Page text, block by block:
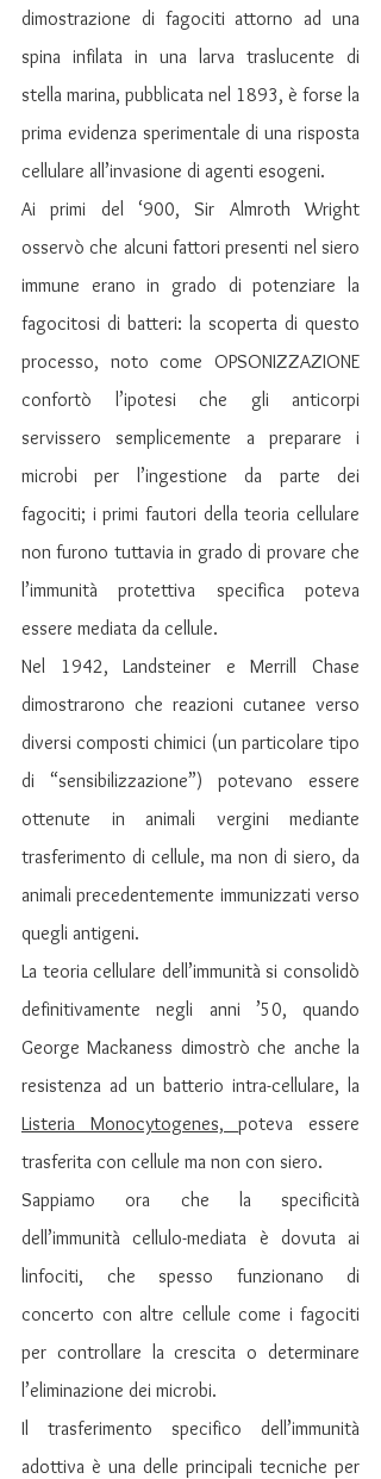
dimostrazione di fagociti attorno ad una
spina infilata in una larva traslucente di
stella marina, pubblicata nel 1893, è forse la
prima evidenza sperimentale di una risposta
cellulare all’invasione di agenti esogeni.
Ai primi del ‘900, Sir Almroth Wright
osservò che alcuni fattori presenti nel siero
immune erano in grado di potenziare la
fagocitosi di batteri: la scoperta di questo
processo, noto come OPSONIZZAZIONE
confortò l’ipotesi che gli anticorpi
servissero semplicemente a preparare i
microbi per l’ingestione da parte dei
fagociti; i primi fautori della teoria cellulare
non furono tuttavia in grado di provare che
l’immunità protettiva specifica poteva
essere mediata da cellule.
Nel 1942, Landsteiner e Merrill Chase
dimostrarono che reazioni cutanee verso
diversi composti chimici (un particolare tipo
di “sensibilizzazione”) potevano essere
ottenute in animali vergini mediante
trasferimento di cellule, ma non di siero, da
animali precedentemente immunizzati verso
quegli antigeni.
La teoria cellulare dell’immunità si consolidò
definitivamente negli anni ’50, quando
George Mackaness dimostrò che anche la
Listeria Monocytogenes, poteva essere
trasferita con cellule ma non con siero.
Sappiamo ora che la specificità
dell’immunità cellulo-mediata è dovuta ai
linfociti, che spesso funzionano di
concerto con altre cellule come i fagociti
per controllare la crescita o determinare
l’eliminazione dei microbi.
Il trasferimento specifico dell’immunità
adottiva è una delle principali tecniche per